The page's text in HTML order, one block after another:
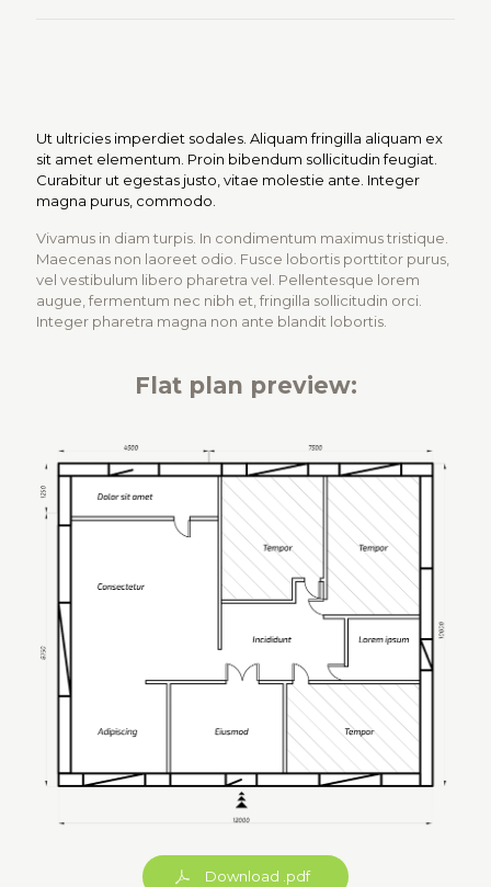
Ut ultricies imperdiet sodales. Aliquam fringilla aliquam ex
sit amet elementum. Proin bibendum sollicitudin feugiat.
Curabitur ut egestas justo, vitae molestie ante. Integer
magna purus, commodo.
Vivamus in diam turpis. In condimentum maximus tristique.
Maecenas non laoreet odio. Fusce lobortis porttitor purus,
vel vestibulum libero pharetra vel. Pellentesque lorem
augue, fermentum nec nibh et, fringilla sollicitudin orci.
Integer pharetra magna non ante blandit lobortis.
Flat plan preview:
Download .pdf